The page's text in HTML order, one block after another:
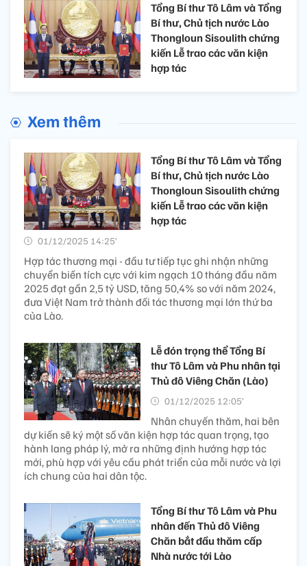
Tổng Bí thư Tô Lâm và Tổng
Bí thư, Chủ tịch nước Lào
Thongloun Sisoulith chứng
kiến Lễ trao các văn kiện
hợp tác
Xem thêm
Tổng Bí thư Tô Lâm và Tổng
Bí thư, Chủ tịch nước Lào
Thongloun Sisoulith chứng
kiến Lễ trao các văn kiện
hợp tác
01/12/2025 14:25’
Hợp tác thương mại - đầu tư tiếp tục ghi nhận những
chuyển biến tích cực với kim ngạch 10 tháng đầu năm
2025 đạt gần 2,5 tỷ USD, tăng 50,4% so với năm 2024,
đưa Việt Nam trở thành đối tác thương mại lớn thứ ba
của Lào.
Lễ đón trọng thể Tổng Bí
thư Tô Lâm và Phu nhân tại
Thủ đô Viêng Chăn (Lào)
01/12/2025 12:05’
Nhân chuyến thăm, hai bên
dự kiến sẽ ký một số văn kiện hợp tác quan trọng, tạo
hành lang pháp lý, mở ra những định hướng hợp tác
mới, phù hợp với yêu cầu phát triển của mỗi nước và lợi
ích chung của hai dân tộc.
Tổng Bí thư Tô Lâm và Phu
nhân đến Thủ đô Viêng
Chăn bắt đầu thăm cấp
Nhà nước tới Lào